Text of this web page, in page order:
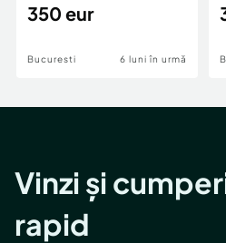
Park - Postalionul
350 eur
Bucuresti 6 luni în urmă
Vinzi și
rapid